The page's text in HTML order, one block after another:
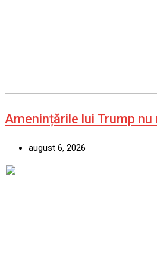
Amenințările lui Trump
august 6, 2026